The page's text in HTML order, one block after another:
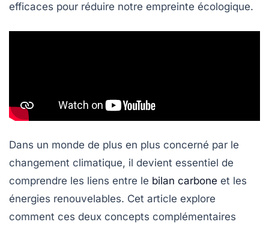
efficaces pour réduire notre empreinte écologique.
Dans un monde de plus en plus concerné par le
changement climatique, il devient essentiel de
comprendre les liens entre le bilan carbone et les
énergies renouvelables. Cet article explore
comment ces deux concepts complémentaires